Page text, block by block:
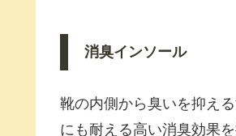
消臭インソール
靴の内側から臭いを抑え
にも耐える高い消臭効果